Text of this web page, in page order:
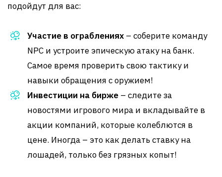
подойдут для вас:
Участие в ограблениях – соберите команду
NPC и устроите эпическую атаку на банк.
Самое время проверить свою тактику и
навыки обращения с оружием!
Инвестиции на бирже – следите за
новостями игрового мира и вкладывайте в
акции компаний, которые колеблются в
цене. Иногда – это как делать ставку на
лошадей, только без грязных копыт!